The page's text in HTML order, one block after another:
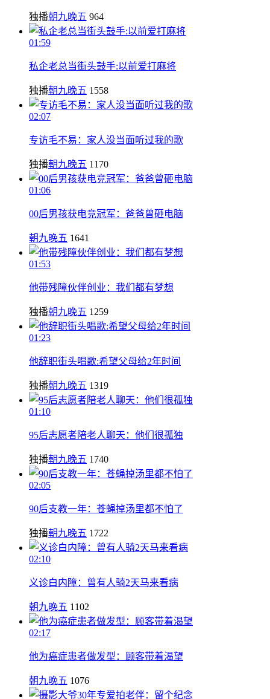
独播朝九晚五 964
01:59
私企老总当街头鼓手:以前爱打麻将
独播朝九晚五 1558
02:07
专访毛不易：家人没当面听过我的歌
独播朝九晚五 1170
01:06
00后男孩获电竞冠军：爸爸曾砸电脑
朝九晚五 1641
01:53
他带残障伙伴创业：我们都有梦想
独播朝九晚五 1259
01:23
他辞职街头唱歌:希望父母给2年时间
独播朝九晚五 1319
01:10
95后志愿者陪老人聊天：他们很孤独
独播朝九晚五 1740
02:05
90后支教一年：苍蝇掉汤里都不怕了
独播朝九晚五 1722
02:10
义诊白内障：曾有人骑2天马来看病
朝九晚五 1102
02:17
他为癌症患者做发型：顾客带着渴望
朝九晚五 1076